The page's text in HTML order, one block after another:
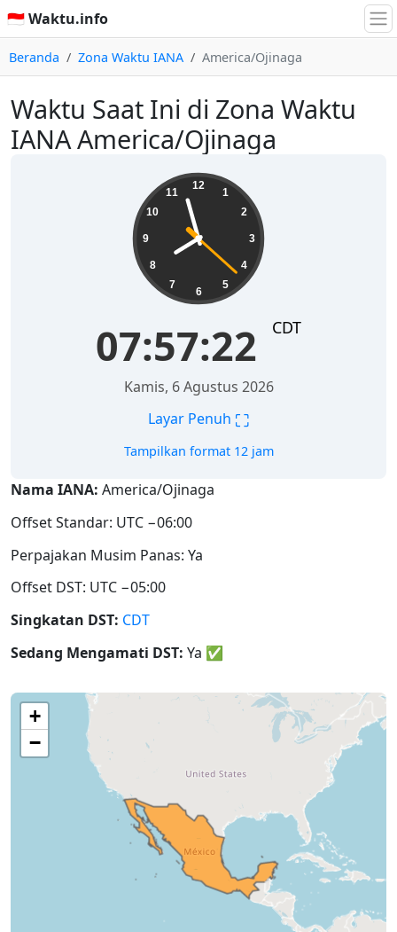
🇮🇩 Waktu.info
Beranda Zona Waktu IANA America/Ojinaga
Waktu Saat Ini di Zona Waktu
IANA America/Ojinaga
12
1
2
3
4
5
6
7
8
9
10
11
07:57:22 CDT
Kamis, 6 Agustus 2026
Layar Penuh ⛶
Tampilkan format 12 jam
Nama IANA: America/Ojinaga
Offset Standar: UTC −06:00
Perpajakan Musim Panas: Ya
Offset DST: UTC −05:00
Singkatan DST: CDT
Sedang Mengamati DST: Ya ✅
+
−